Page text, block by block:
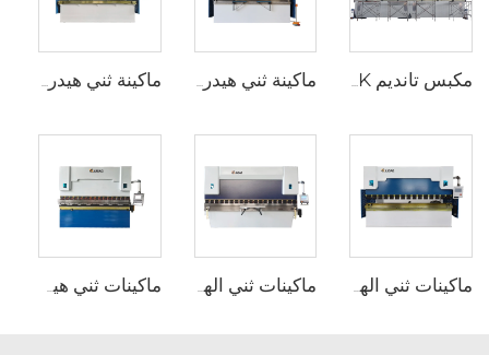
مكبس تانديم 2XWE67K لصناعة الأعمدة الخفيفة ماكينة ثني هيدروليكية WC67K مع جهاز تحكم E22 ماكينة ثني هيدروليكية WC67K مع محكم E21
ماكينات ثني الهيدروليكية WC67Y مع متحكم CNC من نوع E300